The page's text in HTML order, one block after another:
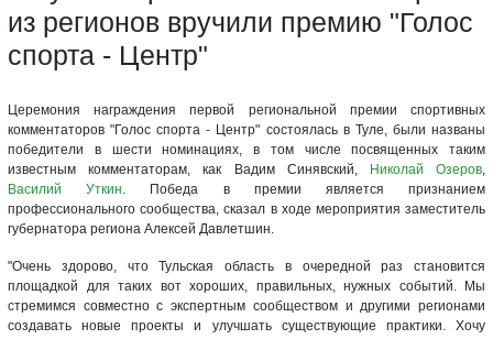
из регионов вручили премию "Голос
спорта - Центр"
Церемония награждения первой региональной премии спортивных
комментаторов "Голос спорта - Центр" состоялась в Туле, были названы
победители в шести номинациях, в том числе посвященных таким
известным комментаторам, как Вадим Синявский,
Николай Озеров,
Василий Уткин. Победа в премии является признанием
профессионального сообщества, сказал в ходе мероприятия заместитель
губернатора региона Алексей Давлетшин.
"Очень здорово, что Тульская область в очередной раз становится
площадкой для таких вот хороших, правильных, нужных событий. Мы
стремимся совместно с экспертным сообществом и другими регионами
создавать новые проекты и улучшать существующие практики. Хочу